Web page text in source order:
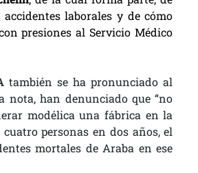
laborales y de cómo
presiones al Servicio Médico
también se ha pronunciado al
nota, han denunciado que “no
modélica una fábrica en la
personas en dos años, el
mortales de Araba en ese